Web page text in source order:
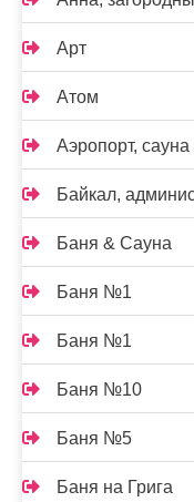
Арт
Атом
Аэропорт, сауна
Байкал,
Баня & Сауна
Баня №1
Баня №1
Баня №10
Баня №5
Баня на Грига